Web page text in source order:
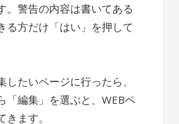
。警告の内容は書いてある
る方だけ「はい」を押して
たいページに行ったら、
「編集」を選ぶと、WEBペ
ます。